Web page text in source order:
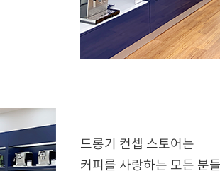
드롱기 컨셉 스토어는
커피를 사랑하는 모든 분